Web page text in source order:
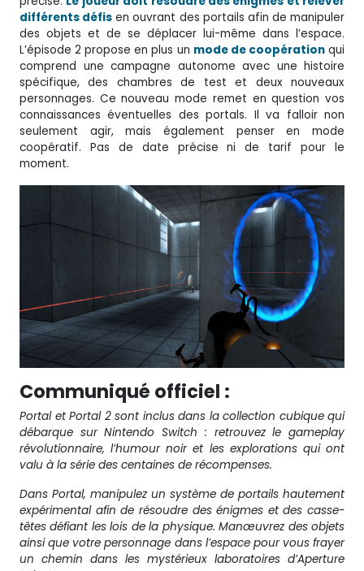
différents défis en ouvrant des portails afin de manipuler
des objets et de se déplacer lui-même dans l’espace.
L’épisode 2 propose en plus un mode de coopérationqui
comprend une campagne autonome avec une histoire
spécifique, des chambres de test et deux nouveaux
personnages. Ce nouveau mode remet en question vos
connaissances éventuelles des portals. Il va falloir non
seulement agir, mais également penser en mode
coopératif. Pas de date précise ni de tarif pour le
moment.
Communiqué officiel :
Portal et Portal 2 sont inclus dans la collection cubique qui
débarque sur Nintendo Switch : retrouvez le gameplay
révolutionnaire, l’humour noir et les explorations qui ont
valu à la série des centaines de récompenses.
Dans Portal, manipulez un système de portails hautement
expérimental afin de résoudre des énigmes et des casse-
têtes défiant les lois de la physique. Manœuvrez des objets
ainsi que votre personnage dans l’espace pour vous frayer
un chemin dans les mystérieux laboratoires d’Aperture